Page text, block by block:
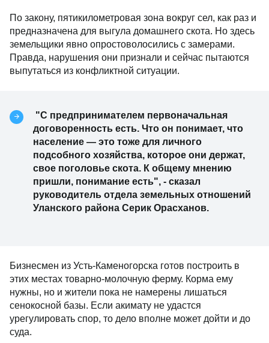
По закону, пятикилометровая зона вокруг сел, как раз и
предназначена для выгула домашнего скота. Но здесь
земельщики явно опростоволосились с замерами.
Правда, нарушения они признали и сейчас пытаются
выпутаться из конфликтной ситуации.
"С предпринимателем первоначальная
договоренность есть. Что он понимает, что
население — это тоже для личного
подсобного хозяйства, которое они держат,
свое поголовье скота. К общему мнению
пришли, понимание есть", - сказал
руководитель отдела земельных отношений
Уланского района Серик Орасханов.
Бизнесмен из Усть-Каменогорска готов построить в
этих местах товарно-молочную ферму. Корма ему
нужны, но и жители пока не намерены лишаться
сенокосной базы. Если акимату не удастся
урегулировать спор, то дело вполне может дойти и до
суда.